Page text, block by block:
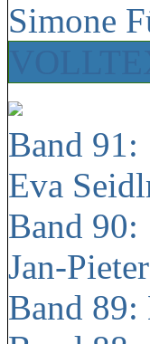
Simone
Band 91:
Eva
Band 90:
Jan-
Band